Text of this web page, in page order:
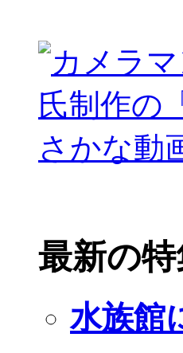
最新の
水族館